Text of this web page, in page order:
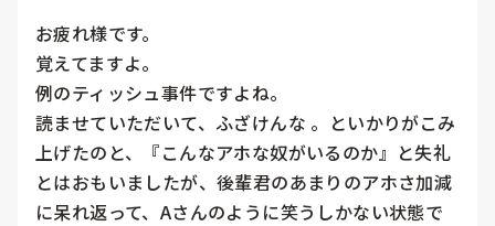
お疲れ様です。
覚えてますよ。
例のティッシュ事件ですよね。
読ませていただいて、ふざけんな 。といかりがこみ
上げたのと、『こんなアホな奴がいるのか』と失礼
とはおもいましたが、後輩君のあまりのアホさ加減
に呆れ返って、Aさんのように笑うしかない状態で